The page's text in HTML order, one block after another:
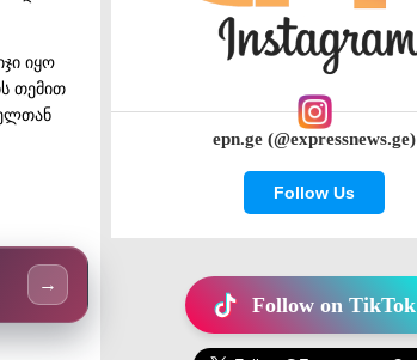
იყო
თემით
→
epn.ge (@expressnews.ge)
Follow Us
Follow on TikTok